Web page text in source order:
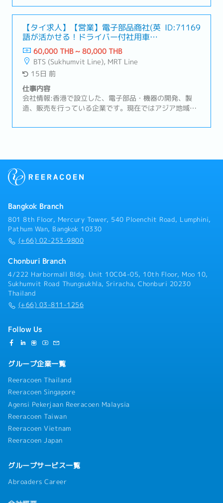
粗利管理および分析・不採算案件の改善・見直し・コス
ト変動（為替・物流等）の影響管理
業、日系・ローカル企業向けの事業開発を通じ、タイを
ASEAN戦略の重要拠点と位置づけています。【職務内
容】・国内および海外サプライヤーおよび既存顧客との
折衝 ・日系自動車メーカー・自動車部品メーカーとの
交渉・物流手配・納品確認・その他業界の既存顧客ビジ
ネス（輸入、輸出、国内およびオフショア）対応・海外
サプライヤーとのやりとり (海外拠点とタイ現地ローカ
ル顧客との英語での折衝、ミーティング・会食アレン
ジ）・担当顧客 15~20社 (タイ国内) ・出張頻度は月1回
（タイ国内） 2－3日程度 その他ASEAN諸国への出張
が四半期に1度程伴います
【タイ求人】【営業】電子部品商社(英
語が活かせる！ドライバー付社用車で
営業)
ID:71169
60,000 THB ~ 80,000 THB
BTS (Sukhumvit Line), MRT Line
15日 前
仕事内容
会社情報:香港で設立した、電子部品・機器の開発、製
造、販売を行っている企業です。現在ではアジア地域を
務内容：お客様のニーズに応じた電子部品を調達し販売
訪問の頻度は週1回程度です。顧客訪問時は運転手付き
存顧客との強固なビジネス関係を維持・既存顧客との新
要望を満たすために海外サプライヤーと交渉・社内チー
ムと連携し、売上目標の達成を目指す・潜在顧客に対し
て電話営業を行い、商談の機会を設定・戦略的な購買判
断を支援するため、世界的な市場動向や部品の供給状況
ジメントに提出
Bangkok Branch
801 8th Floor, Mercury Tower, 540 Ploenchit Road, Lumphini,
Pathum Wan, Bangkok 10330
(+66) 02-253-9800
Chonburi Branch
4/222 Harbormall Bldg. Unit 10C04-05, 10th Floor, Moo 10,
Sukhumvit Road Thungsukhla, Sriracha, Chonburi 20230
Thailand
(+66) 03-811-1256
Follow Us
グループ企業一覧
Reeracoen Thailand
Reeracoen Singapore
Agensi Pekerjaan Reeracoen Malaysia
Reeracoen Taiwan
Reeracoen Vietnam
Reeracoen Japan
グループサービス一覧
Abroaders Career